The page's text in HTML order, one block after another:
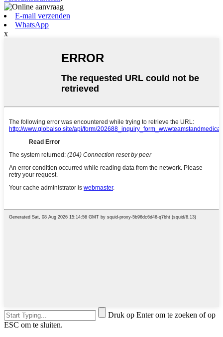
E-mail verzenden
WhatsApp
x
Druk op Enter om te zoeken of op
ESC om te sluiten.